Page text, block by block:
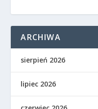
ARCHIWA
sierpień 2026
lipiec 2026